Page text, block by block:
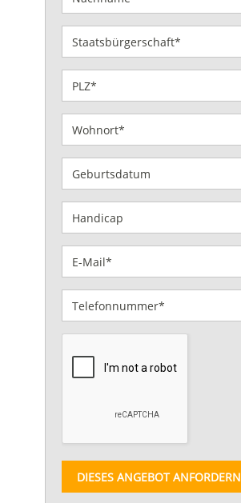
DIESES ANGEBOT ANFORDERN